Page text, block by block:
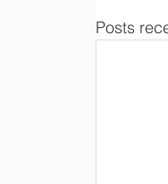
Posts